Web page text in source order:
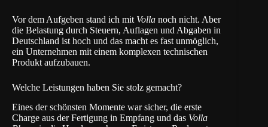
Vor dem Aufgeben stand ich mit Volla noch nicht. Aber
die Belastung durch Steuern, Auflagen und Abgaben in
Deutschland ist hoch und das macht es fast unmöglich,
ein Unternehmen mit einem komplexen technischen
Produkt aufzubauen.
Welche Leistungen haben Sie stolz gemacht?
Eines der schönsten Momente war sicher, die erste
Charge aus der Fertigung in Empfang und das Volla